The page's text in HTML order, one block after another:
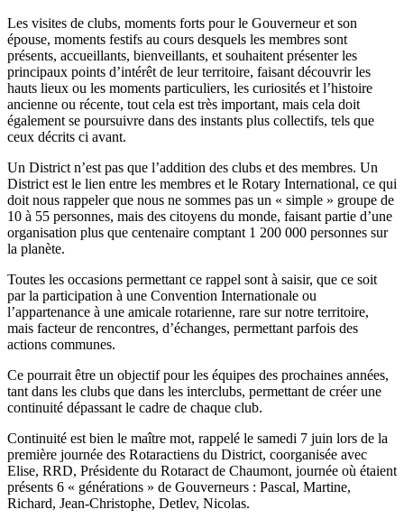
Les visites de clubs, moments forts pour le Gouverneur et son
épouse, moments festifs au cours desquels les membres sont
présents, accueillants, bienveillants, et souhaitent présenter les
principaux points d’intérêt de leur territoire, faisant découvrir les
hauts lieux ou les moments particuliers, les curiosités et l’histoire
ancienne ou récente, tout cela est très important, mais cela doit
également se poursuivre dans des instants plus collectifs, tels que
ceux décrits ci avant.
Un District n’est pas que l’addition des clubs et des membres. Un
District est le lien entre les membres et le Rotary International, ce qui
doit nous rappeler que nous ne sommes pas un « simple » groupe de
10 à 55 personnes, mais des citoyens du monde, faisant partie d’une
organisation plus que centenaire comptant 1 200 000 personnes sur
la planète.
Toutes les occasions permettant ce rappel sont à saisir, que ce soit
par la participation à une Convention Internationale ou
l’appartenance à une amicale rotarienne, rare sur notre territoire,
mais facteur de rencontres, d’échanges, permettant parfois des
actions communes.
Ce pourrait être un objectif pour les équipes des prochaines années,
tant dans les clubs que dans les interclubs, permettant de créer une
continuité dépassant le cadre de chaque club.
Continuité est bien le maître mot, rappelé le samedi 7 juin lors de la
première journée des Rotaractiens du District, coorganisée avec
Elise, RRD, Présidente du Rotaract de Chaumont, journée où étaient
présents 6 « générations » de Gouverneurs : Pascal, Martine,
Richard, Jean-Christophe, Detlev, Nicolas.